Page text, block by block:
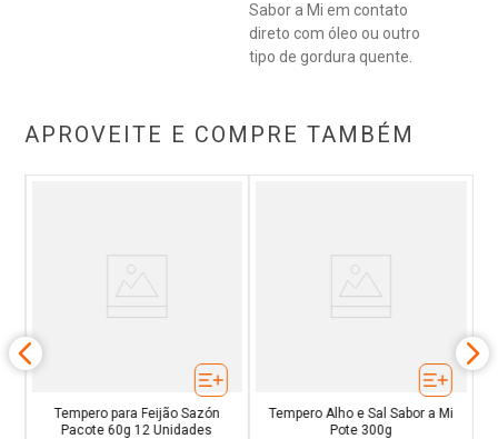
Sabor a Mi em contato
direto com óleo ou outro
tipo de gordura quente.
APROVEITE E COMPRE TAMBÉM
Tempero para Feijão Sazón
Pacote 60g 12 Unidades
Tempero Alho e Sal Sabor a Mi
Pote 300g